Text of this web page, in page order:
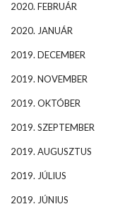
2020. FEBRUÁR
2020. JANUÁR
2019. DECEMBER
2019. NOVEMBER
2019. OKTÓBER
2019. SZEPTEMBER
2019. AUGUSZTUS
2019. JÚLIUS
2019. JÚNIUS